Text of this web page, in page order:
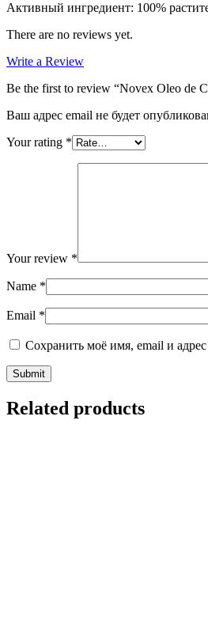
Активный ингредиент: 100%
There are no reviews yet.
Write a Review
Be the first to review “Novex Oleo de
Ваш адрес email не будет
Your rating *
Your review *
Name *
Email *
Сохранить моё имя, email и
Related products